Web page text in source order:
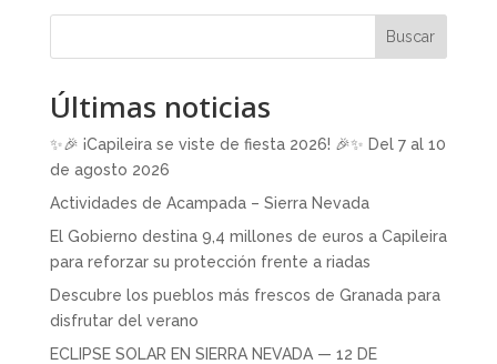
Buscar
Últimas noticias
✨🎉 ¡Capileira se viste de fiesta 2026! 🎉✨ Del 7 al 10
de agosto 2026
Actividades de Acampada – Sierra Nevada
El Gobierno destina 9,4 millones de euros a Capileira
para reforzar su protección frente a riadas
Descubre los pueblos más frescos de Granada para
disfrutar del verano
ECLIPSE SOLAR EN SIERRA NEVADA — 12 DE